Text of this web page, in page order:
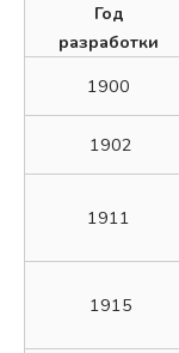
Год
разработки
1900
1902
1911
1915